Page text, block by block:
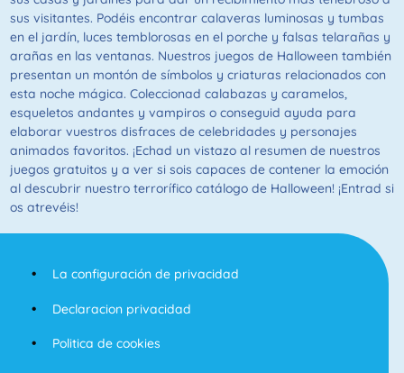
sus visitantes. Podéis encontrar calaveras luminosas y tumbas
en el jardín, luces temblorosas en el porche y falsas telarañas y
arañas en las ventanas. Nuestros juegos de Halloween también
presentan un montón de símbolos y criaturas relacionados con
esta noche mágica. Coleccionad calabazas y caramelos,
esqueletos andantes y vampiros o conseguid ayuda para
elaborar vuestros disfraces de celebridades y personajes
animados favoritos. ¡Echad un vistazo al resumen de nuestros
juegos gratuitos y a ver si sois capaces de contener la emoción
al descubrir nuestro terrorífico catálogo de Halloween! ¡Entrad si
os atrevéis!
La configuración de privacidad
Declaracion privacidad
Politica de cookies